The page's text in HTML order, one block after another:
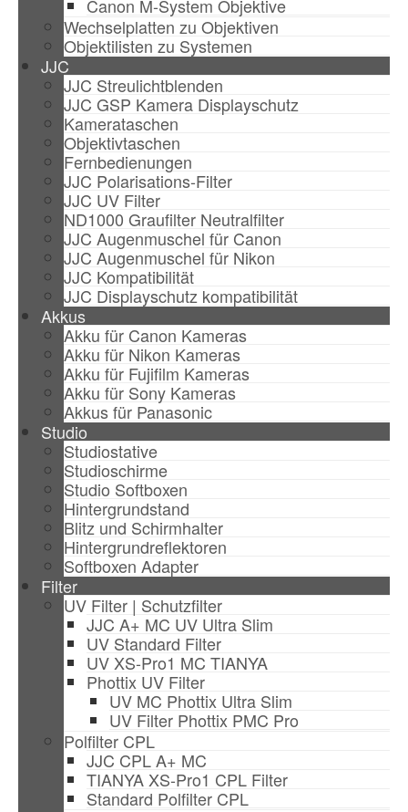
Canon M-System Objektive
Wechselplatten zu Objektiven
Objektilisten zu Systemen
JJC
JJC Streulichtblenden
JJC GSP Kamera Displayschutz
Kamerataschen
Objektivtaschen
Fernbedienungen
JJC Polarisations-Filter
JJC UV Filter
ND1000 Graufilter Neutralfilter
JJC Augenmuschel für Canon
JJC Augenmuschel für Nikon
JJC Kompatibilität
JJC Displayschutz kompatibilität
Akkus
Akku für Canon Kameras
Akku für Nikon Kameras
Akku für Fujifilm Kameras
Akku für Sony Kameras
Akkus für Panasonic
Studio
Studiostative
Studioschirme
Studio Softboxen
Hintergrundstand
Blitz und Schirmhalter
Hintergrundreflektoren
Softboxen Adapter
Filter
UV Filter | Schutzfilter
JJC A+ MC UV Ultra Slim
UV Standard Filter
UV XS-Pro1 MC TIANYA
Phottix UV Filter
UV MC Phottix Ultra Slim
UV Filter Phottix PMC Pro
Polfilter CPL
JJC CPL A+ MC
TIANYA XS-Pro1 CPL Filter
Standard Polfilter CPL